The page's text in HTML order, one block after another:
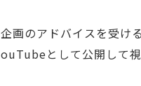
企画のアドバイスを受け
ouTubeとして公開して